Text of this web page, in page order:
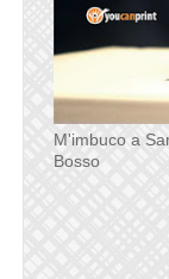
M'imbuco a
Bosso